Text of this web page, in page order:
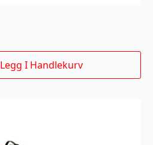
Legg I Handlekurv